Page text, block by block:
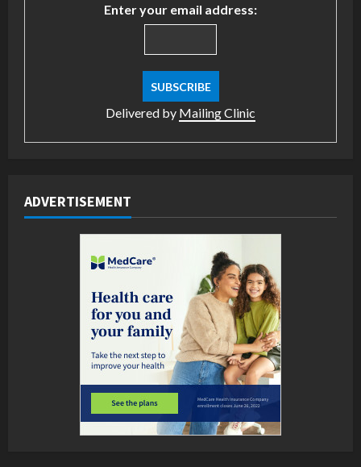
Enter your email address:
Delivered by Mailing Clinic
ADVERTISEMENT